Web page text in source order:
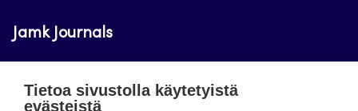
Jamk Journals
luettavissa. Verkkolehtien tarkoituksena on tukea
Tietoa sivustolla käytetyistä
evästeistä